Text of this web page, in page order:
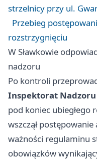
strzelnicy przy ul.
Przebieg
rozstrzygnięciu
W Sławkowie
nadzoru
Po kontroli
Inspektorat
pod koniec ubiegłego
wszczął
ważności regulaminu
obowiązków